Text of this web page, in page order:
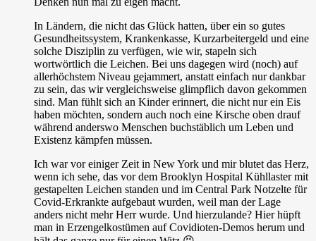
In Ländern, die nicht das Glück hatten, über ein so gutes
Gesundheitssystem, Krankenkasse, Kurzarbeitergeld und eine
solche Disziplin zu verfügen, wie wir, stapeln sich
wortwörtlich die Leichen. Bei uns dagegen wird (noch) auf
allerhöchstem Niveau gejammert, anstatt einfach nur dankbar
zu sein, das wir vergleichsweise glimpflich davon gekommen
sind. Man fühlt sich an Kinder erinnert, die nicht nur ein Eis
haben möchten, sondern auch noch eine Kirsche oben drauf
während anderswo Menschen buchstäblich um Leben und
Existenz kämpfen müssen.
Ich war vor einiger Zeit in New York und mir blutet das Herz,
wenn ich sehe, das vor dem Brooklyn Hospital Kühllaster mit
gestapelten Leichen standen und im Central Park Notzelte für
Covid-Erkrankte aufgebaut wurden, weil man der Lage
anders nicht mehr Herr wurde. Und hierzulande? Hier hüpft
man in Erzengelkostümen auf Covidioten-Demos herum und